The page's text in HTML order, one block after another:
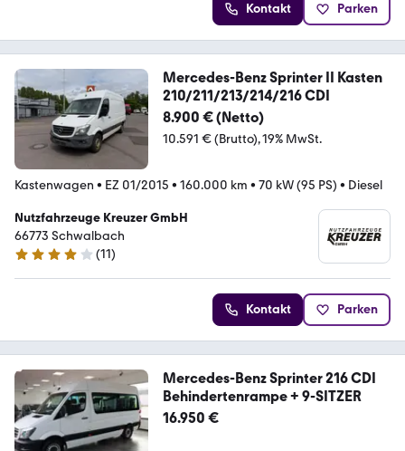
Kontakt Parken
Mercedes-Benz Sprinter II Kasten
210/211/213/214/216 CDI
8.900 € (Netto)
10.591 € (Brutto) 19% MwSt.
Kastenwagen • EZ 01/2015 • 160.000 km • 70 kW (95 PS) • Diesel
Nutzfahrzeuge Kreuzer GmbH
66773 Schwalbach
4 Sterne
(11)
Kontakt Parken
Mercedes-Benz Sprinter 216 CDI
Behindertenrampe + 9-SITZER
16.950 €